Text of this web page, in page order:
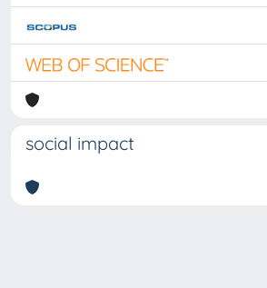
social impact